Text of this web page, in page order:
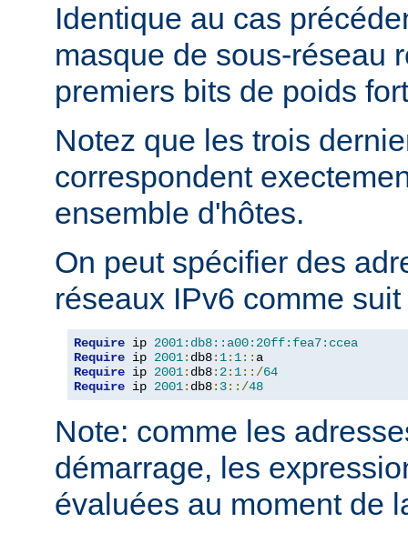
Identique au cas
masque de sous-réseau
premiers bits de poids
Notez que les trois
correspondent
ensemble d'hôtes.
On peut spécifier des
réseaux IPv6 comme suit
Require ip 2001:db8::a00:20ff:fea7:ccea
Require ip 2001: db8: 1: 1::
Require ip 2001: db8: 2: 1::/64
Require ip 2001: db8: 3::/48
Note: comme les
démarrage, les
évaluées au moment de